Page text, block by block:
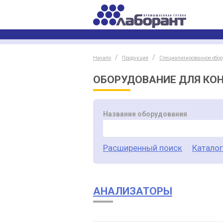
Начало Продукция Специализированное
ОБОРУДОВАНИЕ ДЛЯ
Название оборудования
Расширенный поиск
АНАЛИЗАТОРЫ